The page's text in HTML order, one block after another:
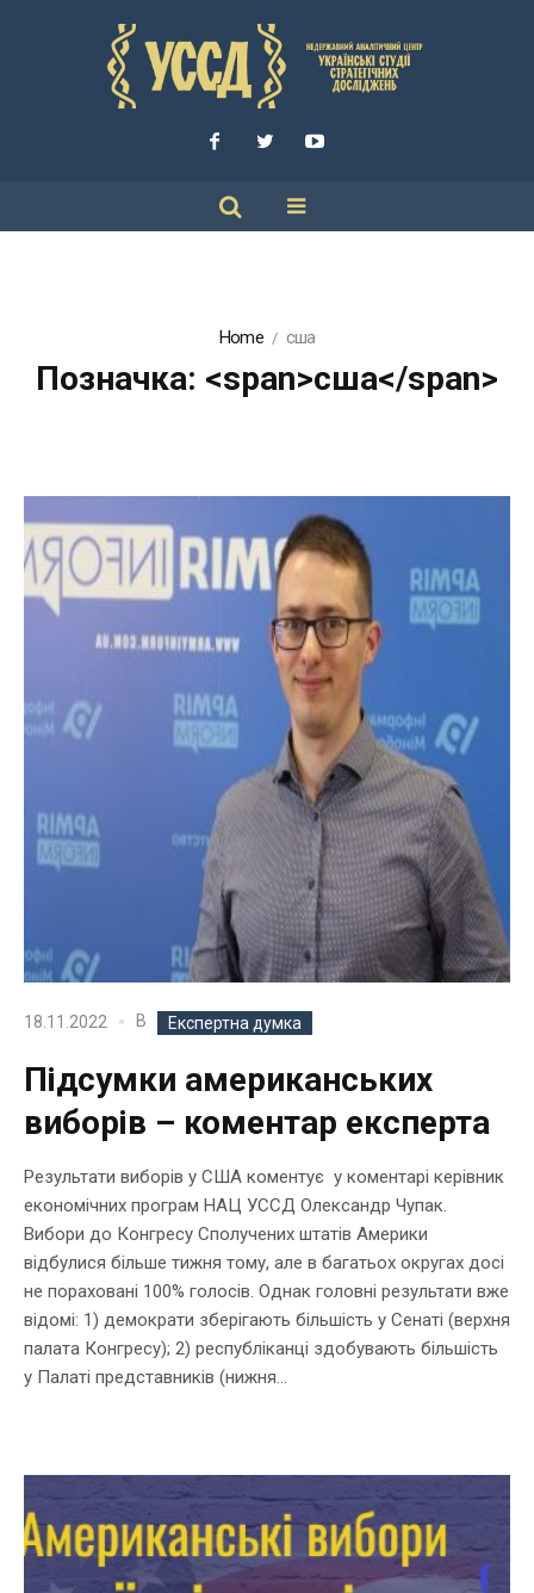
Home сша
Позначка: <span>сша</span>
18.11.2022 В Експертна думка
Підсумки американських
виборів – коментар експерта
Результати виборів у США коментує у коментарі керівник
економічних програм НАЦ УССД Олександр Чупак.
Вибори до Конгресу Сполучених штатів Америки
відбулися більше тижня тому, але в багатьох округах досі
не пораховані 100% голосів. Однак головні результати вже
відомі: 1) демократи зберігають більшість у Сенаті (верхня
палата Конгресу); 2) республіканці здобувають більшість
у Палаті представників (нижня...